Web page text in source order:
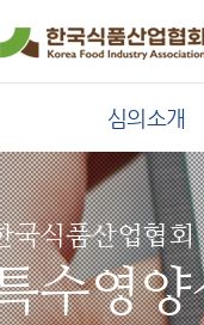
심의소개
국식품산업협회
수영